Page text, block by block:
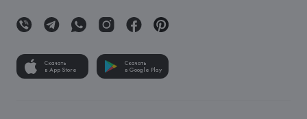
Скачать
в App Store
Скачать
в Google Play